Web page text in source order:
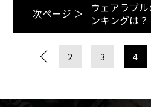
次ページ ＞
ウェアラブ
ンキングは？
2 3 4